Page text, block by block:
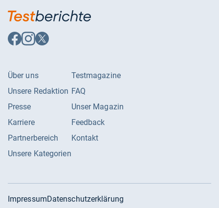
Auf
Facebook
Auf
Instagram
Auf
X
Über uns
Unsere Redaktion
Presse
Karriere
Partnerbereich
Unsere Kategorien
Testmagazine
FAQ
Unser Magazin
Feedback
Kontakt
ImpressumDatenschutzerklärung